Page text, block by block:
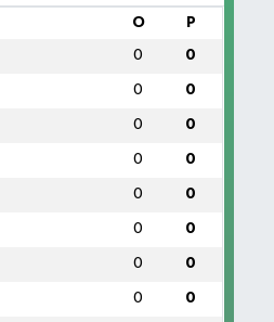
O P
0 0
0 0
0 0
0 0
0 0
0 0
0 0
0 0